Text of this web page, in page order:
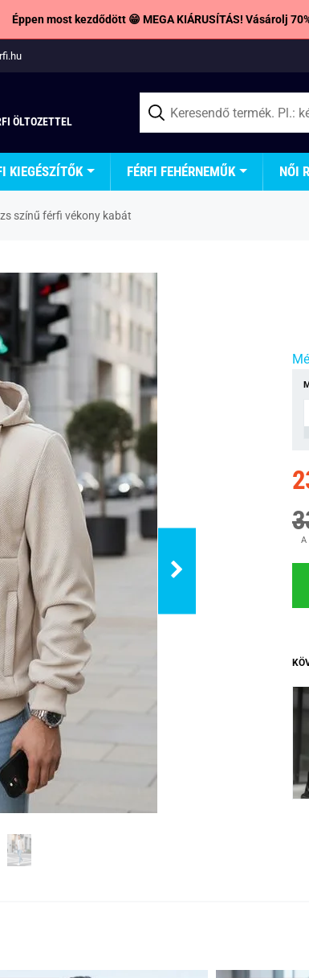
Éppen most kezdődött 😁 MEGA KIÁRUSÍTÁS! Vásárolj
ÖLTOZETTEL
KIEGÉSZÍTŐK FÉRFI FEHÉRNEMŰK NŐI
színű férfi vékony kabát
A